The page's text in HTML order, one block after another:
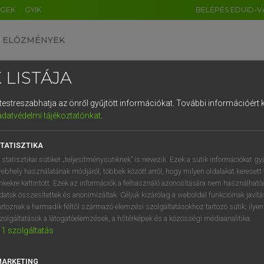
GYIK BELÉPÉS EDUID-
ELŐZMÉNYEK
nagyszótár
VAN ELŐFIZETÉSED?
megtekintéséhez.
LISTÁJA
az önről gyűjtött információkat. További információért
tájékoztatónkat.
statisztikai sütiket „teljesítménysütiknek” is nevezik. Ezek a sütik információkat
használatának módjáról, többek között arról, hogy milyen oldalakat keresett
kattintott. Ezek az információk a felhasználó azonosítására nem
összesítettek és anonimizáltak. Céljuk kizárólag a weboldal funkcióinak
a harmadik féltől származó elemzési szolgáltatásokhoz tartozó sütik;
a látogatóelemzések, a hőtérképek és a közösségi médiaanalitika.
1 szolgáltatás
DE CN FR ES IT NL
1 2 3 4 5 6 7 8 9
q w e r t z u i
a s d f g h j k l é
í y x c v b n m , .